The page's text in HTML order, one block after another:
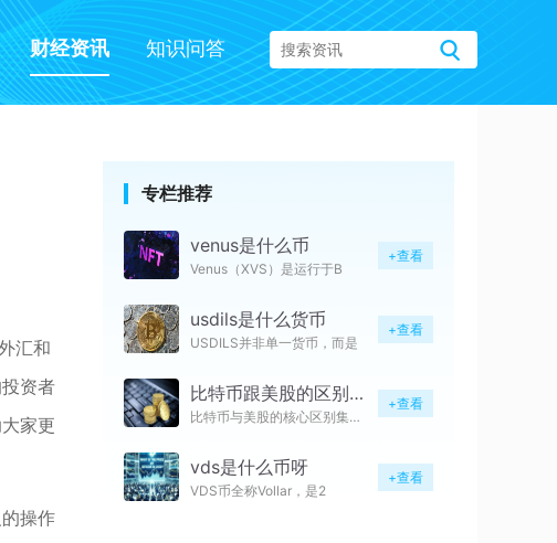
财经资讯 知识问答
汇和
资者
家更
操作
专栏推荐
venus是什么币
Venus（XVS）是运行于B
+查看
usdils是什么货币
USDILS并非单一货币，而是
+查看
比特币跟美股的区别在哪
比特币与美股的核心区别集中在资
+查看
vds是什么币呀
VDS币全称Vollar，是2
+查看